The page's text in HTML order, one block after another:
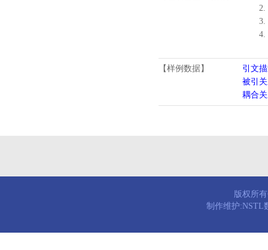
2.
3.
4.
【样例数据】
引文
被引
耦合
版权所
制作维护:NSTL